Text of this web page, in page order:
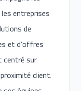
entreprises
de
et d’offres
centré sur
client.